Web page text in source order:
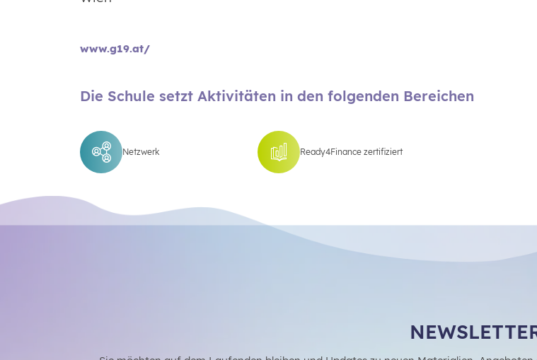
www.g19.at/
Die Schule setzt Aktivitäten in den folgenden Bereichen
Netzwerk Ready4Finance zertifiziert